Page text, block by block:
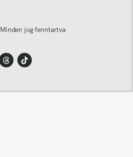
Minden jog fenntartva